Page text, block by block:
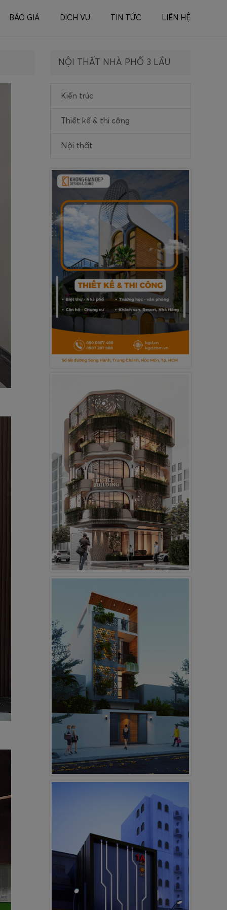
BÁO GIÁ DỊCH VỤ TIN TỨC LIÊN HỆ
NỘI THẤT NHÀ PHỐ 3 LẦU
Kiến trúc
Thiết kế & thi công
Nội thất